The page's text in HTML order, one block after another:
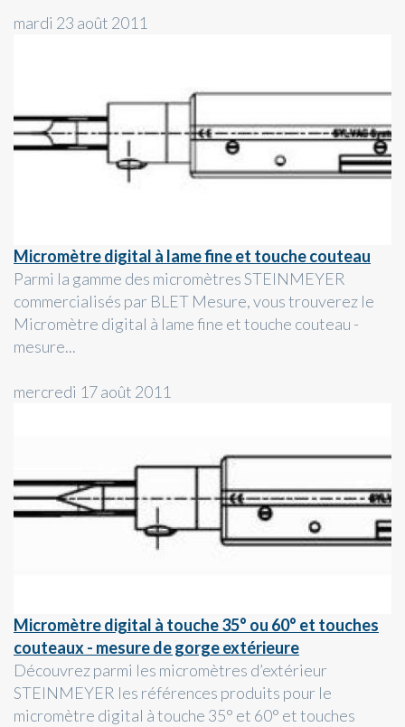
mardi 23 août 2011
Micromètre digital à lame fine et touche couteau
Parmi la gamme des micromètres STEINMEYER
commercialisés par BLET Mesure, vous trouverez le
Micromètre digital à lame fine et touche couteau -
mesure...
mercredi 17 août 2011
Micromètre digital à touche 35° ou 60° et touches
couteaux - mesure de gorge extérieure
Découvrez parmi les micromètres d’extérieur
STEINMEYER les références produits pour le
micromètre digital à touche 35° et 60° et touches